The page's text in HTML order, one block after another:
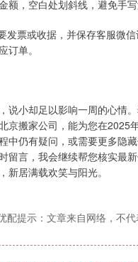
额，空白处划斜线，避免手写
发票或收据，并保存客服微
订单。
说小却足以影响一周的心情
京搬家公司，能为您在2025
中仍有疑问，或需要更多隐
留言，我会继续帮您核实最
新居满载欢笑与阳光。
配提示：文章来自网络，不代